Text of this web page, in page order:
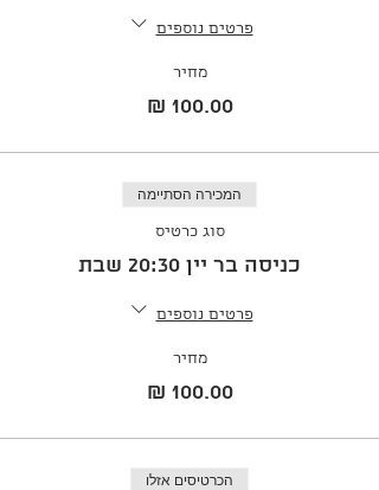
פרטים נוספים
מחיר
‏100.00 ‏₪
המכירה הסתיימה
סוג כרטיס
כניסה בר יין 20:30 שבת
פרטים נוספים
מחיר
‏100.00 ‏₪
הכרטיסים אזלו